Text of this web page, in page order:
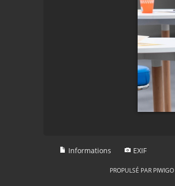
Informations EXIF
PROPULSÉ PAR PIWIGO